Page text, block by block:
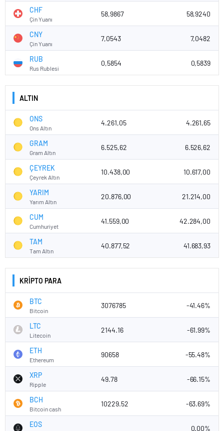
CHF
Çin Yuanı
58,9867 58,9240
CNY
Çin Yuanı
7,0543 7,0482
RUB
Rus Rublesi
0,5854 0,5839
ALTIN
ONS
Ons Altın
4.261,05 4.261,65
GRAM
Gram Altın
6.525,62 6.526,62
ÇEYREK
Çeyrek Altın
10.438,00 10.617,00
YARIM
Yarım Altın
20.876,00 21.214,00
CUM
Cumhuriyet
41.559,00 42.284,00
TAM
Tam Altın
40.877,52 41.683,93
KRİPTO PARA
BTC
Bitcoin
3076785 -41.46%
LTC
Litecoin
2144.16 -61.99%
ETH
Ethereum
90658 -55.48%
XRP
Ripple
49.78 -66.15%
BCH
Bitcoin cash
10229.52 -63.69%
EOS 0.00%